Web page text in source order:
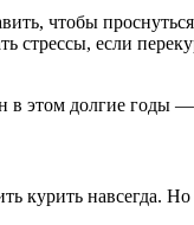
чтобы
стрессы, если
этом долгие годы —
курить навсегда.